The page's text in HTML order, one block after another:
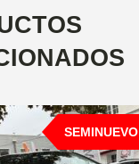
SEMINUEVO